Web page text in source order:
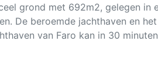
grond met 692m2, gelegen in
De beroemde jachthaven en
van Faro kan in 30